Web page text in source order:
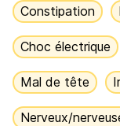
Constipation
Choc électrique
Mal de tête
Nerveux/